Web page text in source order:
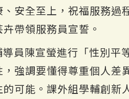
安全至上，祝福服務過
帶領服務員宣誓。
員陳宣螢進行「性別平
強調要懂得尊重個人差
可能。課外組學輔創新